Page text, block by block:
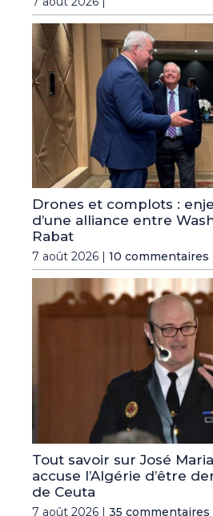
Drones et complots :
d’une alliance entre
Rabat
7 août 2026 | 10 commentaires
Tout savoir sur José
accuse l’Algérie d’être
de Ceuta
7 août 2026 | 35 commentaires